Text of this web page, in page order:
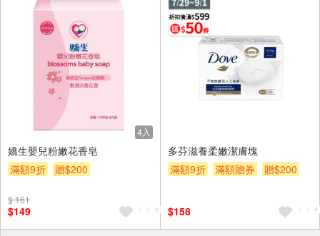
4入
嬌生嬰兒粉嫩花香皂
滿額9折
贈$200
$ 161
$149
多芬滋養柔嫩潔膚塊
滿額9折
滿額贈券 贈$200
$158